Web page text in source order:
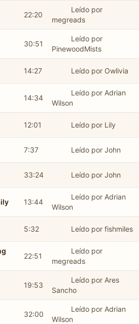
22:20
Leído por
megreads
30:51
Leído por
PinewoodMists
14:27 Leído por Owlivia
14:34
Leído por Adrian
Wilson
12:01 Leído por Lily
7:37 Leído por John
33:24 Leído por John
13:44
Leído por Adrian
Wilson
5:32 Leído por fishmiles
22:51
Leído por
megreads
19:53
Leído por Ares
Sancho
32:00
Leído por Adrian
Wilson